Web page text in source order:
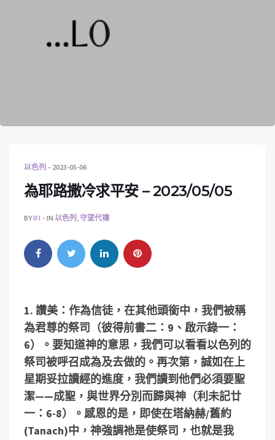
以色列 2023-05-06
為耶路撒冷求平安 – 2023/05/05
BYIFI IN 以色列 ,守望代禱
1. 讚美：作為信徒，在其他頭銜中，我們被稱
為君尊的祭司（彼得前書二： 9 、啟示錄一：
6）。要知道神的意思，我們可以看看以色列的
祭司被呼召成為及去做的。再次第，誠如在上
星期妥拉讀經的進度，我們讀到他們必須要聖
潔——成聖，與世界分別而歸與神（利未記廿
一： 6-8）。感恩的是，即使在塔納赫/舊約
(Tanach)中，神強調祂是使祭司，也就是我